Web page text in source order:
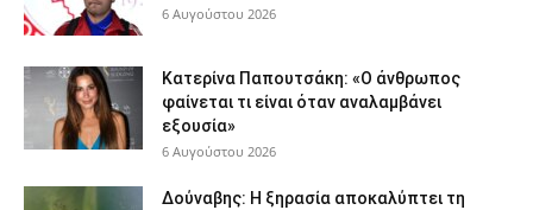
6 Αυγούστου 2026
Κατερίνα Παπουτσάκη: «Ο άνθρωπος
φαίνεται τι είναι όταν αναλαμβάνει
εξουσία»
6 Αυγούστου 2026
Δούναβης: Η ξηρασία αποκαλύπτει τη